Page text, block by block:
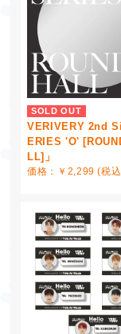
SOLD OUT
VERIVERY 2nd
ERIES 'O'
LL]」
価格：￥2,299 (税